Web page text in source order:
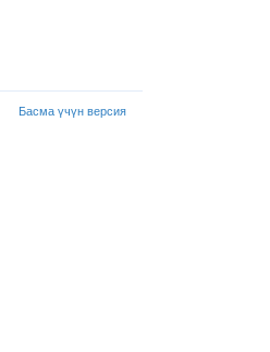
Басма үчүн версия